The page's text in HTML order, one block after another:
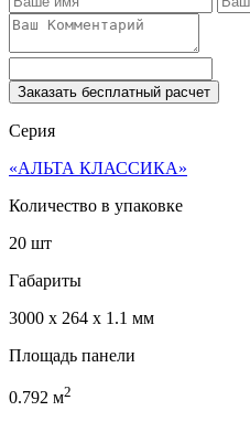
Заказать бесплатный расчет
Серия
«АЛЬТА КЛАССИКА»
Количество в упаковке
20 шт
Габариты
3000 x 264 x 1.1 мм
Площадь панели
0.792 м2